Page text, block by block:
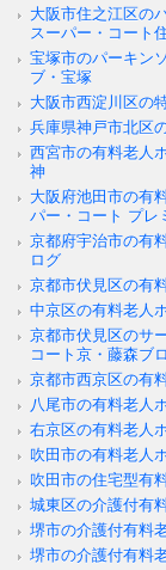
大阪市住之江区の
スーパー・コート
宝塚市のパーキン
ブ・宝塚
大阪市西淀川区の
兵庫県神戸市北区
西宮市の有料老人
神
大阪府池田市の有
パー・コート プレ
京都府宇治市の有
ログ
京都市伏見区の有
中京区の有料老人
京都市伏見区のサ
コート京・藤森ブ
京都市西京区の有
八尾市の有料老人
右京区の有料老人
吹田市の有料老人
吹田市の住宅型有
城東区の介護付有
堺市の介護付有料
堺市の介護付有料